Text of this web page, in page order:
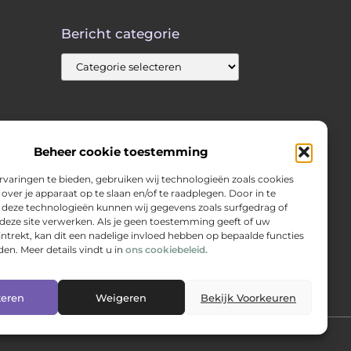
Beheer cookie toestemming
te bieden, gebruiken wij technologieën zoals cookies
je apparaat op te slaan en/of te raadplegen. Door in te
technologieën kunnen wij gegevens zoals surfgedrag of
site verwerken. Als je geen toestemming geeft of uw
kan dit een nadelige invloed hebben op bepaalde functies
Meer details vindt u in ons cookiebeleid.
Weigeren Bekijk Voorkeuren
Bericht categorie